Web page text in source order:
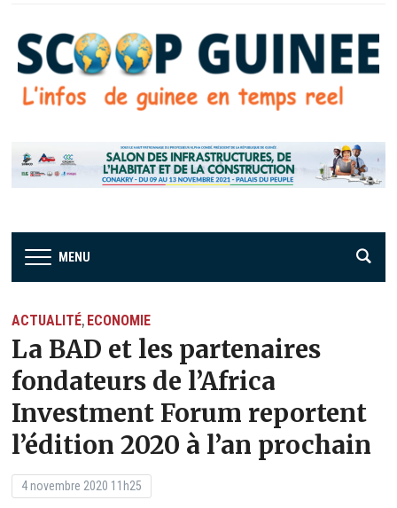
MENU
ACTUALITÉ, ECONOMIE
La BAD et les partenaires
fondateurs de l’Africa
Investment Forum reportent
l’édition 2020 à l’an prochain
4 novembre 2020 11h25